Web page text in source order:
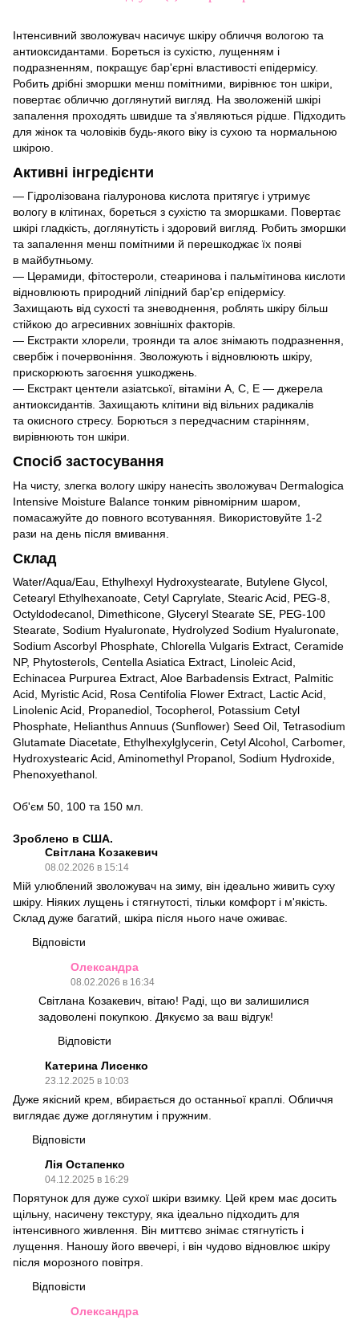
Інтенсивний зволожувач насичує шкіру обличчя вологою та
антиоксидантами. Бореться із сухістю, лущенням і
подразненням, покращує бар'єрні властивості епідермісу.
Робить дрібні зморшки менш помітними, вирівнює тон шкіри,
повертає обличчю доглянутий вигляд. На зволоженій шкірі
запалення проходять швидше та з'являються рідше. Підходить
для жінок та чоловіків будь-якого віку із сухою та нормальною
шкірою.
Активні інгредієнти
— Гідролізована гіалуронова кислота притягує і утримує
вологу в клітинах, бореться з сухістю та зморшками. Повертає
шкірі гладкість, доглянутість і здоровий вигляд. Робить зморшки
та запалення менш помітними й перешкоджає їх появі
в майбутньому.
— Церамиди, фітостероли, стеаринова і пальмітинова кислоти
відновлюють природний ліпідний бар'єр епідермісу.
Захищають від сухості та зневоднення, роблять шкіру більш
стійкою до агресивних зовнішніх факторів.
— Екстракти хлорели, троянди та алоє знімають подразнення,
свербіж і почервоніння. Зволожують і відновлюють шкіру,
прискорюють загоєння ушкоджень.
— Екстракт центели азіатської, вітаміни A, C, E — джерела
антиоксидантів. Захищають клітини від вільних радикалів
та окисного стресу. Борються з передчасним старінням,
вирівнюють тон шкіри.
Спосіб застосування
На чисту, злегка вологу шкіру нанесіть зволожувач Dermalogica
Intensive Moisture Balance тонким рівномірним шаром,
помасажуйте до повного всотуванняя. Використовуйте 1-2
рази на день після вмивання.
Склад
Water/Aqua/Eau, Ethylhexyl Hydroxystearate, Butylene Glycol,
Cetearyl Ethylhexanoate, Cetyl Caprylate, Stearic Acid, PEG-8,
Octyldodecanol, Dimethicone, Glyceryl Stearate SE, PEG-100
Stearate, Sodium Hyaluronate, Hydrolyzed Sodium Hyaluronate,
Sodium Ascorbyl Phosphate, Chlorella Vulgaris Extract, Ceramide
NP, Phytosterols, Centella Asiatica Extract, Linoleic Acid,
Echinacea Purpurea Extract, Aloe Barbadensis Extract, Palmitic
Acid, Myristic Acid, Rosa Centifolia Flower Extract, Lactic Acid,
Linolenic Acid, Propanediol, Tocopherol, Potassium Cetyl
Phosphate, Helianthus Annuus (Sunflower) Seed Oil, Tetrasodium
Glutamate Diacetate, Ethylhexylglycerin, Cetyl Alcohol, Carbomer,
Hydroxystearic Acid, Aminomethyl Propanol, Sodium Hydroxide,
Phenoxyethanol.
Об'єм 50, 100 та 150 мл.
Зроблено в США.
Світлана Козакевич
08.02.2026 в 15:14
Мій улюблений зволожувач на зиму, він ідеально живить суху
шкіру. Ніяких лущень і стягнутості, тільки комфорт і м'якість.
Склад дуже багатий, шкіра після нього наче оживає.
Відповісти
Олександра
08.02.2026 в 16:34
Світлана Козакевич, вітаю! Раді, що ви залишилися
задоволені покупкою. Дякуємо за ваш відгук!
Відповісти
Катерина Лисенко
23.12.2025 в 10:03
Дуже якісний крем, вбирається до останньої краплі. Обличчя
виглядає дуже доглянутим і пружним.
Відповісти
Лія Остапенко
04.12.2025 в 16:29
Порятунок для дуже сухої шкіри взимку. Цей крем має досить
щільну, насичену текстуру, яка ідеально підходить для
інтенсивного живлення. Він миттєво знімає стягнутість і
лущення. Наношу його ввечері, і він чудово відновлює шкіру
після морозного повітря.
Відповісти
Олександра